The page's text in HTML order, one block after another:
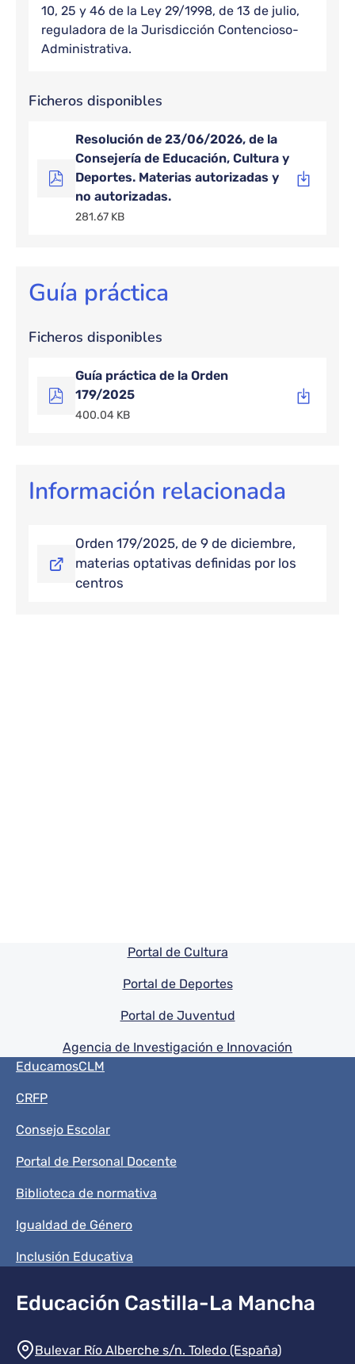
10, 25 y 46 de la Ley 29/1998, de 13 de julio,
reguladora de la Jurisdicción Contencioso-
Administrativa.
Ficheros disponibles
Resolución de 23/06/2026, de la
Consejería de Educación, Cultura y
Deportes. Materias autorizadas y
no autorizadas.
281.67 KB
Guía práctica
Ficheros disponibles
Guía práctica de la Orden
179/2025
400.04 KB
Información relacionada
Orden 179/2025, de 9 de diciembre,
materias optativas definidas por los
centros
Pie de pagina información
Portal de Cultura
Portal de Deportes
Portal de Juventud
Agencia de Investigación e Innovación
Menú del pie
EducamosCLM
CRFP
Consejo Escolar
Portal de Personal Docente
Biblioteca de normativa
Igualdad de Género
Inclusión Educativa
Educación Castilla-La Mancha
Información de la institución
Bulevar Río Alberche s/n. Toledo (España)